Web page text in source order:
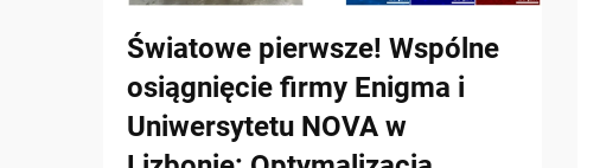
Światowe pierwsze! Wspólne
osiągnięcie firmy Enigma i
Uniwersytetu NOVA w